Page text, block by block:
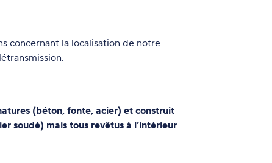
concernant la localisation de notre
(béton, fonte, acier) et construit
soudé) mais tous revêtus à l’intérieur